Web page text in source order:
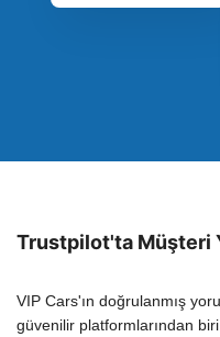
Trustpilot'ta Müşteri
VIP Cars'ın doğrulanmış
güvenilir platformlarından